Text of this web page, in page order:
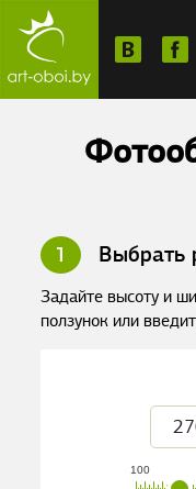
1 Выбрать
Задайте высоту и
ползунок или
100